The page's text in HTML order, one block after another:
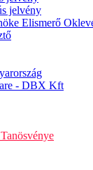
jelvény
Elismerő
- DBX Kft